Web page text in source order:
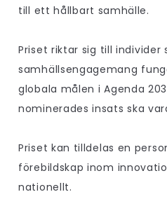
till ett hållbart samhälle.
Priset riktar sig till
samhällsengagemang
globala målen i Agenda
nominerades insats ska
Priset kan tilldelas en
förebildskap inom
nationellt.